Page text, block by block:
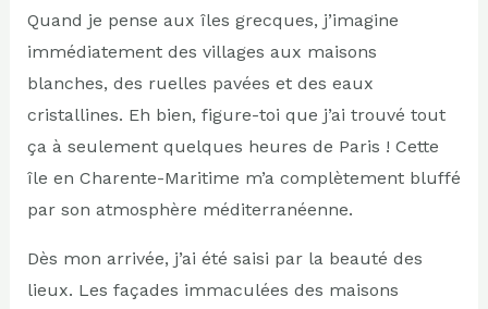
Quand je pense aux îles grecques, j’imagine
immédiatement des villages aux maisons
blanches, des ruelles pavées et des eaux
cristallines. Eh bien, figure-toi que j’ai trouvé tout
ça à seulement quelques heures de Paris ! Cette
île en Charente-Maritime m’a complètement bluffé
par son atmosphère méditerranéenne.
Dès mon arrivée, j’ai été saisi par la beauté des
lieux. Les façades immaculées des maisons